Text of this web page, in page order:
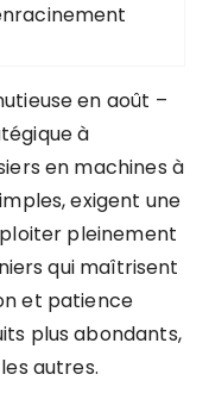
en août –
à
en machines à
exigent une
pleinement
qui maîtrisent
et patience
plus abondants,
autres.